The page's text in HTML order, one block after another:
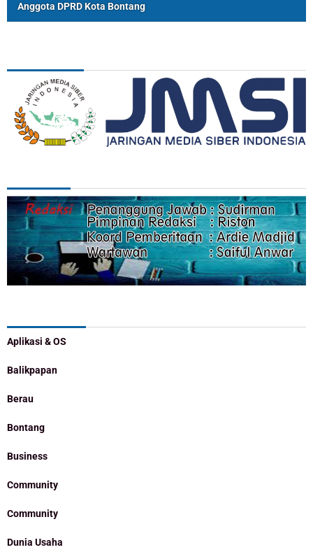
Anggota DPRD Kota Bontang
Aplikasi & OS
Balikpapan
Berau
Bontang
Business
Community
Community
Dunia Usaha